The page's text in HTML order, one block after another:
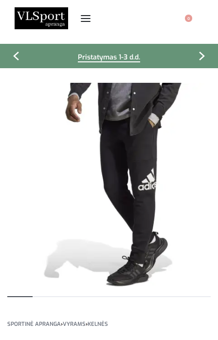
0
Pristatymas 1-3 d.d.
SPORTINĖ APRANGA›VYRAMS›KELNĖS